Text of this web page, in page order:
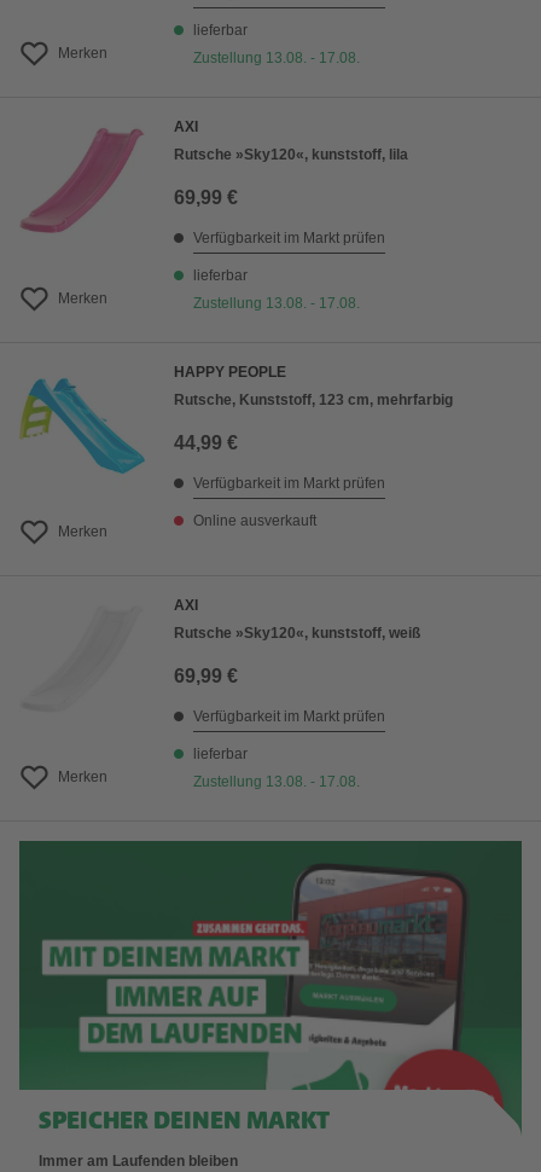
Merken
lieferbar
Zustellung 13.08. - 17.08.
Merken
AXI
Rutsche »Sky120«, kunststoff, lila
69,99 €
Verfügbarkeit im Markt prüfen
lieferbar
Zustellung 13.08. - 17.08.
Merken
HAPPY PEOPLE
Rutsche, Kunststoff, 123 cm, mehrfarbig
44,99 €
Verfügbarkeit im Markt prüfen
Online ausverkauft
Merken
AXI
Rutsche »Sky120«, kunststoff, weiß
69,99 €
Verfügbarkeit im Markt prüfen
lieferbar
Zustellung 13.08. - 17.08.
SPEICHER DEINEN MARKT
Immer am Laufenden bleiben